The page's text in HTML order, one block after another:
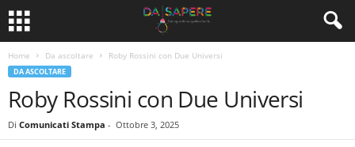
Home Da ascoltare Roby Rossini con Due Universi
DA ASCOLTARE
Roby Rossini con Due Universi
Di Comunicati Stampa - Ottobre 3, 2025